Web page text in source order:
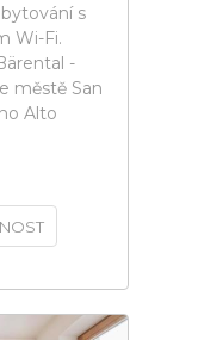
s
Wi-Fi.
-
městě San
Alto